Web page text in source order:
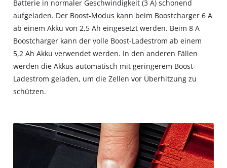
Batterie in normaler Geschwindigkeit (3 A) schonend
aufgeladen. Der Boost-Modus kann beim Boostcharger 6 A
ab einem Akku von 2,5 Ah eingesetzt werden. Beim 8 A
Boostcharger kann der volle Boost-Ladestrom ab einem
5,2 Ah Akku verwendet werden. In den anderen Fällen
werden die Akkus automatisch mit geringerem Boost-
Ladestrom geladen, um die Zellen vor Überhitzung zu
schützen.